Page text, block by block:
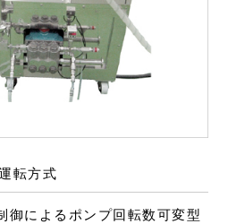
転方式
御によるポンプ回転数可変型